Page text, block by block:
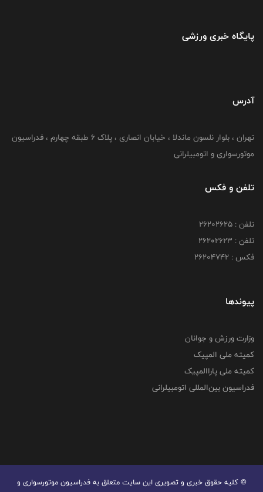
پایگاه خبری ورزشی
آدرس
تهران ، بلوار نلسون ماندلا ، خیابان انصاری ، پلاک ۶ طبقه چهارم ، فدراسیون
موتورسواری و اتومبیلرانی
تلفن و فکس
تلفن : ۲۶۲۰۲۶۲۵
تلفن : ۲۶۲۰۲۶۲۳
فکس : ۲۶۲۰۴۷۴۲
پیوندها
وزارت ورزش و جوانان
کمیته ملی المپیک
کمیته ملی پاراالمپیک
فدراسیون بین‌المللی اتومبیلرانی
© کليه حقوق خبری و تصويری اين سايت متعلق به فدراسیون موتورسواری و